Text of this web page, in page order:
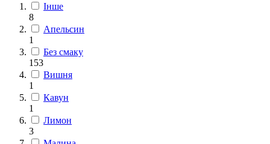
Інше
8
Апельсин
1
Без смаку
153
Вишня
1
Кавун
1
Лимон
3